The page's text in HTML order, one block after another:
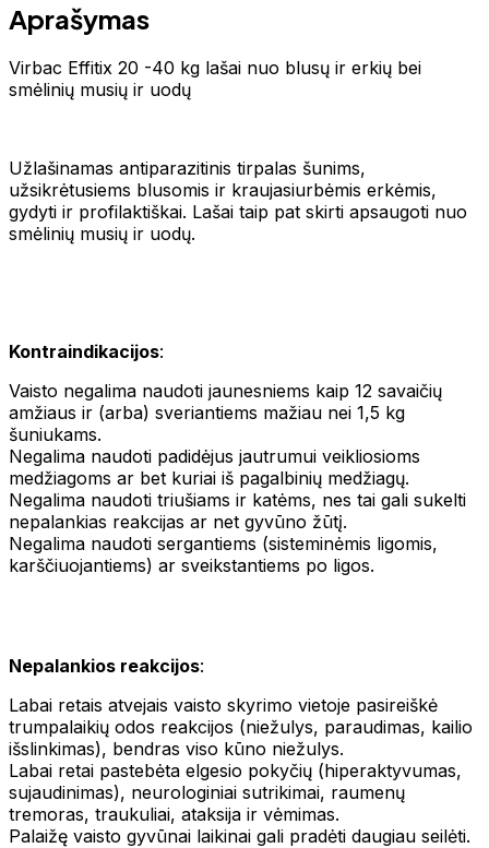
Aprašymas
Virbac Effitix 20 -40 kg lašai nuo blusų ir erkių bei
smėlinių musių ir uodų
Užlašinamas antiparazitinis tirpalas šunims,
užsikrėtusiems blusomis ir kraujasiurbėmis erkėmis,
gydyti ir profilaktiškai. Lašai taip pat skirti apsaugoti nuo
smėlinių musių ir uodų.
Kontraindikacijos:
Vaisto negalima naudoti jaunesniems kaip 12 savaičių
amžiaus ir (arba) sveriantiems mažiau nei 1,5 kg
šuniukams.
Negalima naudoti padidėjus jautrumui veikliosioms
medžiagoms ar bet kuriai iš pagalbinių medžiagų.
Negalima naudoti triušiams ir katėms, nes tai gali sukelti
nepalankias reakcijas ar net gyvūno žūtį.
Negalima naudoti sergantiems (sisteminėmis ligomis,
karščiuojantiems) ar sveikstantiems po ligos.
Nepalankios reakcijos:
Labai retais atvejais vaisto skyrimo vietoje pasireiškė
trumpalaikių odos reakcijos (niežulys, paraudimas, kailio
išslinkimas), bendras viso kūno niežulys.
Labai retai pastebėta elgesio pokyčių (hiperaktyvumas,
sujaudinimas), neurologiniai sutrikimai, raumenų
tremoras, traukuliai, ataksija ir vėmimas.
Palaižę vaisto gyvūnai laikinai gali pradėti daugiau seilėti.